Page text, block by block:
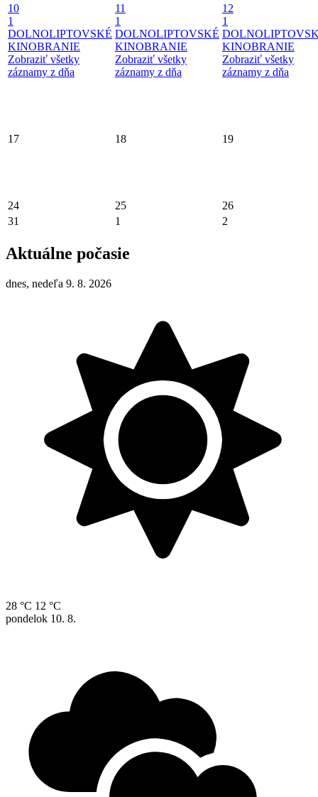
10
1
DOLNOLIPTOVSKÉ
KINOBRANIE
Zobraziť všetky
záznamy z dňa
11
1
DOLNOLIPTOVSKÉ
KINOBRANIE
Zobraziť všetky
záznamy z dňa
12
1
KINOBRANIE
Zobraziť všetky
záznamy z dňa
17 18 19
24 25
26
31
1 2
Aktuálne počasie
dnes, nedeľa 9. 8. 2026
28 °C 12 °C
pondelok 10. 8.